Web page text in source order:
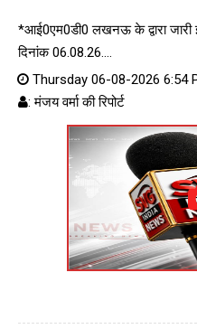
*आई0एम0डी0 लखनऊ के द्वारा
दिनांक 06.08.26....
Thursday 06-08-2026 6:54
: मंजय वर्मा की रिपोर्ट